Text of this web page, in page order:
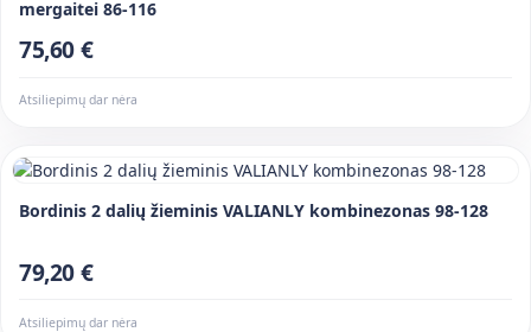
mergaitei 86-116
75,60 €
Atsiliepimų dar nėra
Bordinis 2 dalių žieminis VALIANLY kombinezonas 98-128
79,20 €
Atsiliepimų dar nėra